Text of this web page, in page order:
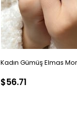
Kadın Gümüş Elmas
$56.71